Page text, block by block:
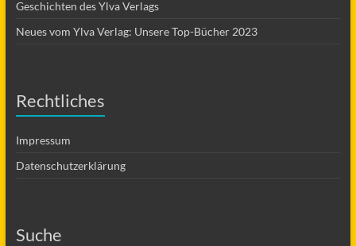
Geschichten des Ylva Verlags
Neues vom Ylva Verlag: Unsere Top-Bücher 2023
Rechtliches
Impressum
Datenschutzerklärung
Suche